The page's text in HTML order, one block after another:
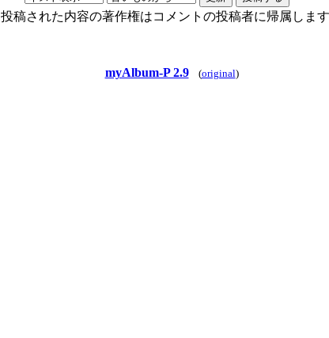
投稿された内容の著作権はコメントの投稿者に帰属します
myAlbum-P 2.9 (original)